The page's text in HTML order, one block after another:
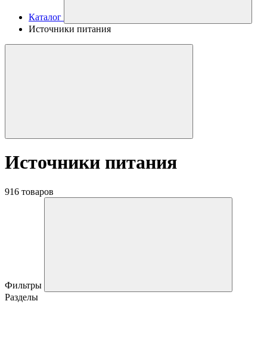
Каталог
Источники питания
Источники питания
916 товаров
Фильтры
Разделы